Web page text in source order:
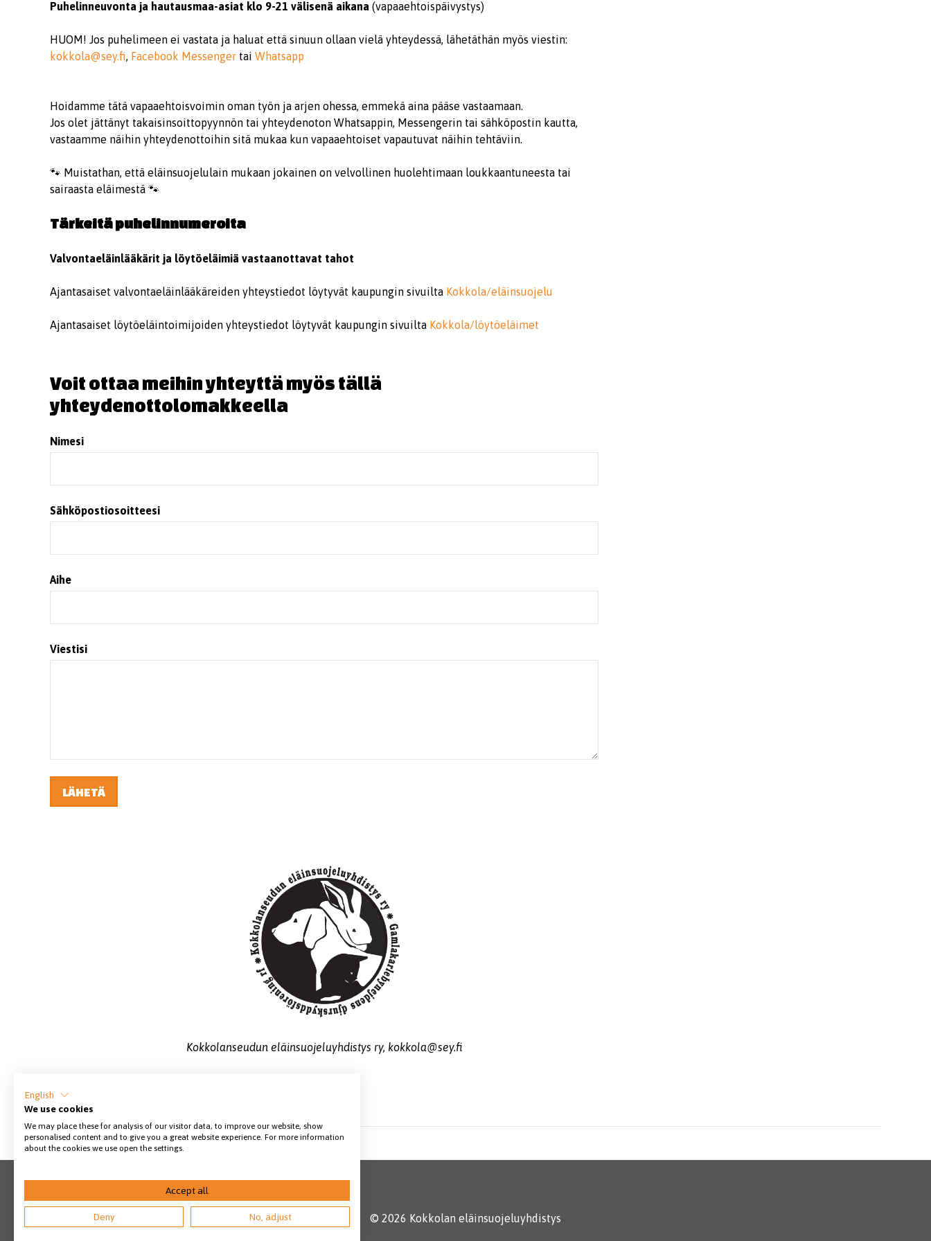
Puhelinneuvonta ja hautausmaa-asiat klo 9-21 välisenä aikana (vapaaehtoispäivystys)
HUOM! Jos puhelimeen ei vastata ja haluat että sinuun ollaan vielä yhteydessä, lähetäthän myös viestin:
kokkola@sey.fi, Facebook Messenger tai Whatsapp
Hoidamme tätä vapaaehtoisvoimin oman työn ja arjen ohessa, emmekä aina pääse vastaamaan.
Jos olet jättänyt takaisinsoittopyynnön tai yhteydenoton Whatsappin, Messengerin tai sähköpostin kautta,
vastaamme näihin yhteydenottoihin sitä mukaa kun vapaaehtoiset vapautuvat näihin tehtäviin.
🐾 Muistathan, että eläinsuojelulain mukaan jokainen on velvollinen huolehtimaan loukkaantuneesta tai
sairaasta eläimestä 🐾
Tärkeitä puhelinnumeroita
Valvontaeläinlääkärit ja löytöeläimiä vastaanottavat tahot
Ajantasaiset valvontaeläinlääkäreiden yhteystiedot löytyvät kaupungin sivuilta Kokkola/eläinsuojelu
Ajantasaiset löytöeläintoimijoiden yhteystiedot löytyvät kaupungin sivuilta Kokkola/löytöeläimet
Voit ottaa meihin yhteyttä myös tällä
yhteydenottolomakkeella
Nimesi
Sähköpostiosoitteesi
Aihe
Viestisi
Kokkolanseudun eläinsuojeluyhdistys ry, kokkola@sey.fi
Jaa sivu
© 2026 Kokkolan eläinsuojeluyhdistys
English
We use cookies
We may place these for analysis of our visitor data, to improve our website, show
personalised content and to give you a great website experience. For more information
about the cookies we use open the settings.
Accept all
Deny No, adjust